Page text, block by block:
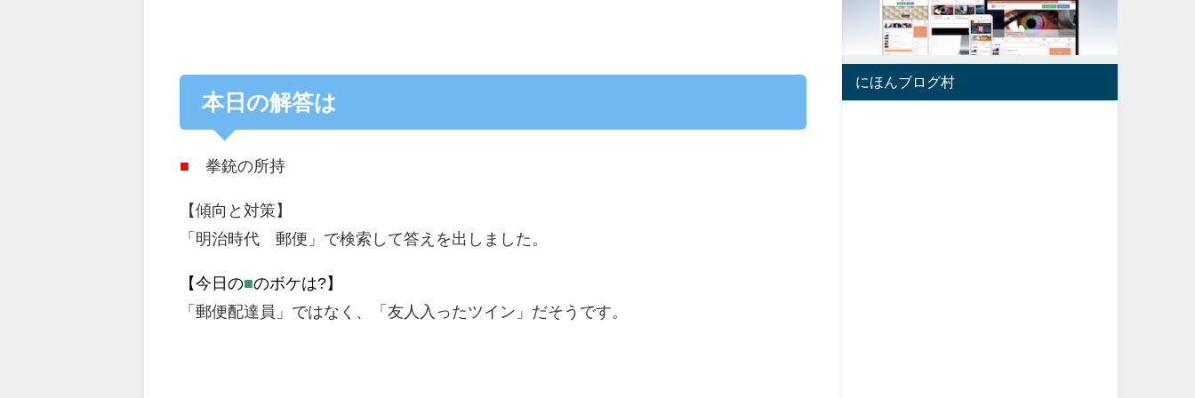
本日の解答は
■ 拳銃の所持
【傾向と対策】
「明治時代 郵便」で検索して答えを出しました。
【今日の■のボケは?】
「郵便配達員」ではなく、「友人入ったツイン」だそうです。
にほんブログ村